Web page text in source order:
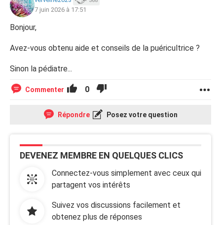
7 juin 2026 à 17:51
Bonjour,
Avez-vous obtenu aide et conseils de la puéricultrice ?
Sinon la pédiatre...
Commenter 0
Répondre Posez votre question
DEVENEZ MEMBRE EN QUELQUES CLICS
Connectez-vous simplement avec ceux qui
partagent vos intérêts
Suivez vos discussions facilement et
obtenez plus de réponses